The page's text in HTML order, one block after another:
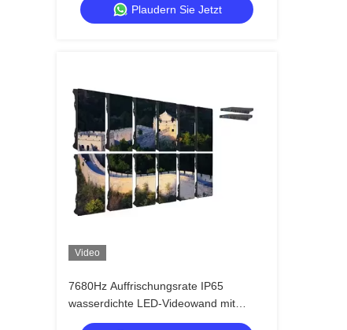
Wasserdicht für HD Video
Wandbildschirm
Plaudern Sie Jetzt
Video
7680Hz Auffrischungsrate IP65
wasserdichte LED-Videowand mit
Druckguss-Aluminium-Schrank für